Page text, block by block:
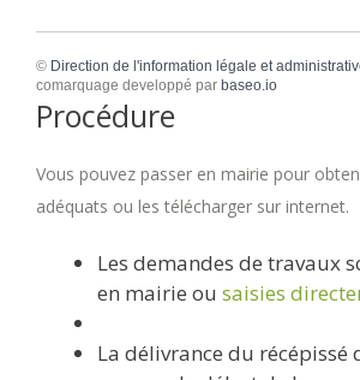
© Direction de l'information légale et
comarquage developpé par baseo.io
Procédure
Vous pouvez passer en mairie pour
adéquats ou les télécharger sur internet.
Les demandes de travaux
en mairie ou saisies
La délivrance du récépissé